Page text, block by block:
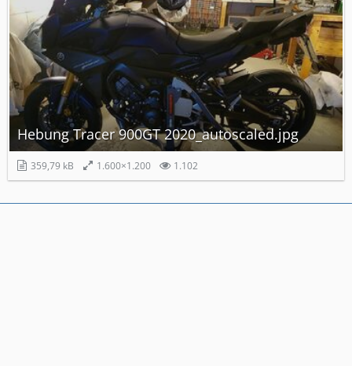
Hebung Tracer 900GT 2020_autoscaled.jpg
359,79 kB 1.600×1.200 1.102